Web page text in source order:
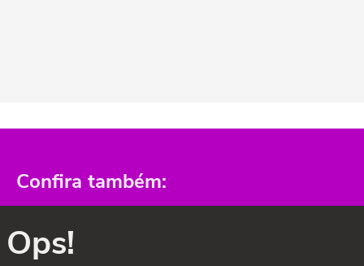
Confira também:
Ops!